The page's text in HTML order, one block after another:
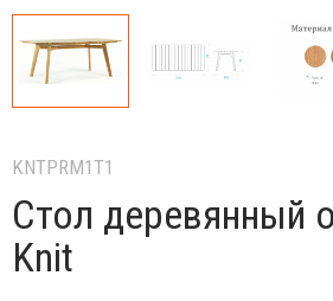
KNTPRM1T1
Стол деревянный
Knit